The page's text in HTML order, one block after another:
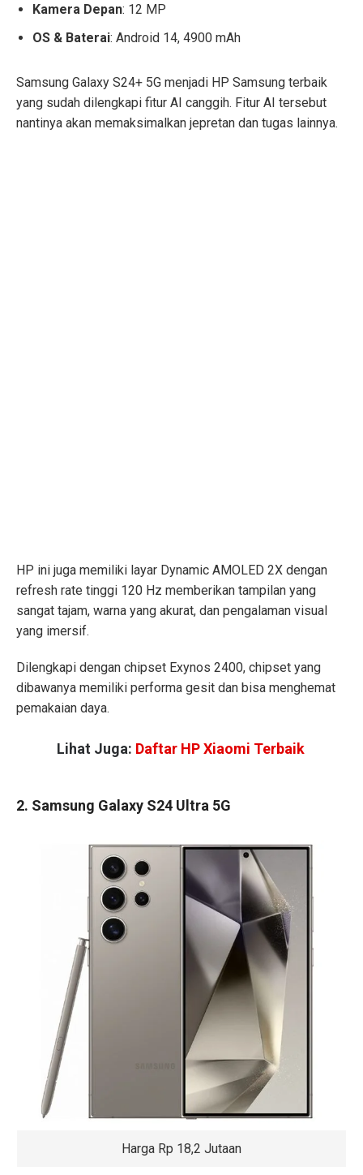
Kamera Depan: 12 MP
OS & Baterai: Android 14, 4900 mAh
Samsung Galaxy S24+ 5G menjadi HP Samsung terbaik
yang sudah dilengkapi fitur AI canggih. Fitur AI tersebut
nantinya akan memaksimalkan jepretan dan tugas lainnya.
HP ini juga memiliki layar Dynamic AMOLED 2X dengan
refresh rate tinggi 120 Hz memberikan tampilan yang
sangat tajam, warna yang akurat, dan pengalaman visual
yang imersif.
Dilengkapi dengan chipset Exynos 2400, chipset yang
dibawanya memiliki performa gesit dan bisa menghemat
pemakaian daya.
Lihat Juga: Daftar HP Xiaomi Terbaik
2. Samsung Galaxy S24 Ultra 5G
Harga Rp 18,2 Jutaan